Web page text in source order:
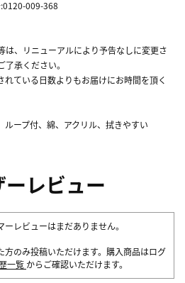
009-368
、リニューアルにより予告なしに変更さ
承ください。
ている日数よりもお届けにお時間を頂く
ープ付、綿、アクリル、拭きやすい
ーレビュー
レビューはまだありません。
方のみ投稿いただけます。購入商品はログ
一覧 からご確認いただけます。